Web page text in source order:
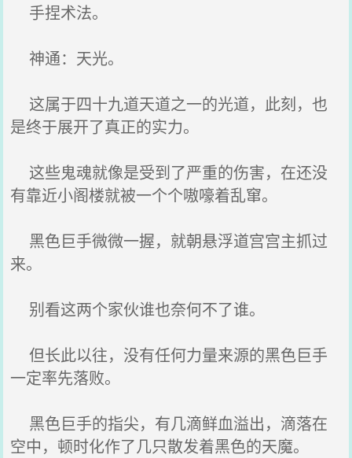
手捏术法。
神通：天光。
这属于四十九道天道之一的光道，此刻，也
是终于展开了真正的实力。
这些鬼魂就像是受到了严重的伤害，在还没
有靠近小阁楼就被一个个嗷嚎着乱窜。
黑色巨手微微一握，就朝悬浮道宫宫主抓过
来。
别看这两个家伙谁也奈何不了谁。
但长此以往，没有任何力量来源的黑色巨手
一定率先落败。
黑色巨手的指尖，有几滴鲜血溢出，滴落在
空中，顿时化作了几只散发着黑色的天魔。